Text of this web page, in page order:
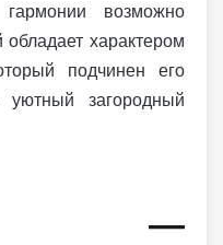
возможно
характером
подчинен его
уютный загородный
—